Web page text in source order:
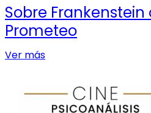
Sobre
Prometeo
Ver más